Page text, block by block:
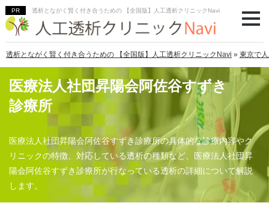
透析とながく賢く付き合うための 【全国版】人工透析クリニックNavi
透析とながく賢く付き合うための 【全国版】人工透析クリニックNavi » 東京で
医療法人社団昇陽会阿佐谷すずき
診療所
医療法人社団昇陽会阿佐谷すずき診療所の具体的な診療内容やク
リニックの特徴、対応している透析の種類など、医療法人社団昇
陽会阿佐谷すずき診療所が行なっている透析の詳細について解説
します。